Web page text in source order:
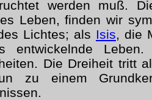
werden muß.
Leben, finden wir
Lichtes; als Isis, die
entwickelnde
Die Dreiheit tritt
zu einem